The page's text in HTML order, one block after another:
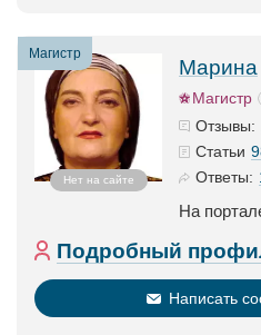
Магистр
Нет на сайте
Марина
Магистр
Отзывы:
Статьи
Ответы:
На
Подробный
Написать